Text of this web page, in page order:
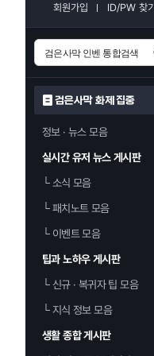
회원가입 ID/PW 찾기
검은사막 화제 집중
정보 · 뉴스 모음
실시간 유저 뉴스 게시판
└소식 모음
└패치노트 모음
└이벤트 모음
팁과 노하우 게시판
└신규 · 복귀자 팁 모음
└지식 정보 모음
생활 종합 게시판